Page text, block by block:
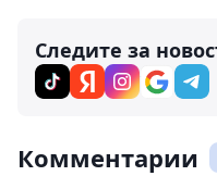
Следите за
Комментарии